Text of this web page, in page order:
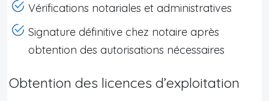
Vérifications notariales et administratives
Signature définitive chez notaire après
obtention des autorisations nécessaires
Obtention des licences d’exploitation